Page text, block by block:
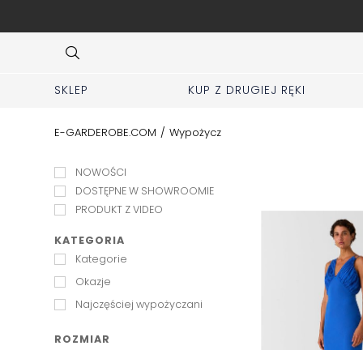
SKLEP KUP Z DRUGIEJ RĘKI
E-GARDEROBE.COM / Wypożycz
NOWOŚCI
DOSTĘPNE W SHOWROOMIE
PRODUKT Z VIDEO
KATEGORIA
Kategorie
Okazje
Najczęściej wypożyczani
ROZMIAR